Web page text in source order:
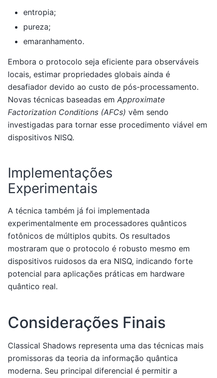
entropia;
pureza;
emaranhamento.
Embora o protocolo seja eficiente para observáveis
locais, estimar propriedades globais ainda é
desafiador devido ao custo de pós-processamento.
Novas técnicas baseadas em Approximate
Factorization Conditions (AFCs) vêm sendo
investigadas para tornar esse procedimento viável em
dispositivos NISQ.
Implementações
Experimentais
A técnica também já foi implementada
experimentalmente em processadores quânticos
fotônicos de múltiplos qubits. Os resultados
mostraram que o protocolo é robusto mesmo em
dispositivos ruidosos da era NISQ, indicando forte
potencial para aplicações práticas em hardware
quântico real.
Considerações Finais
Classical Shadows representa uma das técnicas mais
promissoras da teoria da informação quântica
moderna. Seu principal diferencial é permitir a